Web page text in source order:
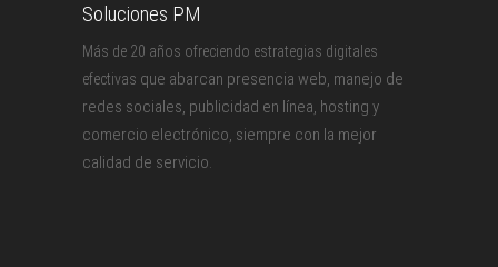
Soluciones PM
Más de 20 años ofreciendo estrategias digitales
efectivas que abarcan presencia web, manejo de
redes sociales, publicidad en línea, hosting y
comercio electrónico, siempre con la mejor
calidad de servicio.